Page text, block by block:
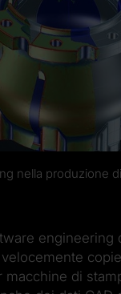
nella produzione
engineering
macchine di